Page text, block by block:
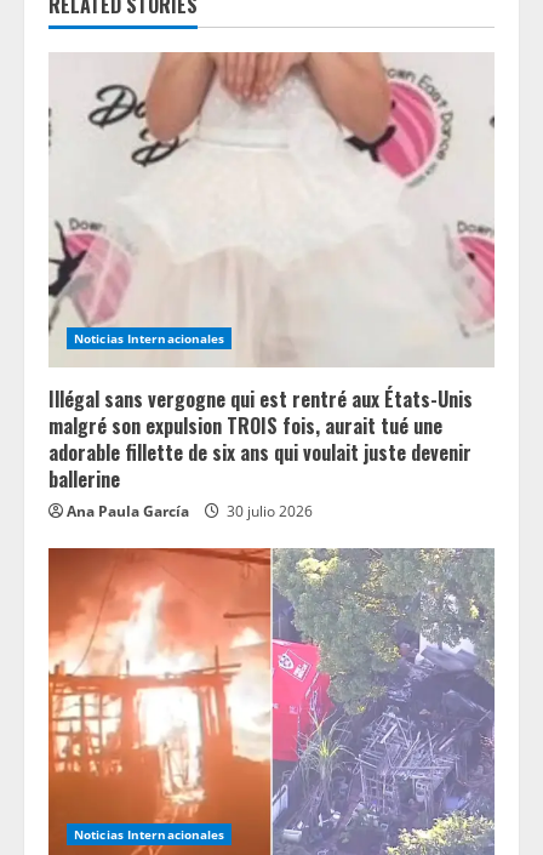
u
R
a
d
i
n
g
Noticias Internacionales
Illégal sans vergogne qui est rentré aux États-Unis
malgré son expulsion TROIS fois, aurait tué une
adorable fillette de six ans qui voulait juste devenir
ballerine
Ana Paula García 30 julio 2026
Noticias Internacionales